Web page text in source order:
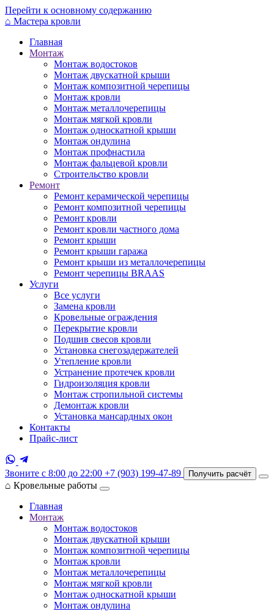
Перейти к основному содержанию
⌂ Мастера кровли
Главная
Монтаж
Монтаж водостоков
Монтаж двускатной крыши
Монтаж композитной черепицы
Монтаж кровли
Монтаж металлочерепицы
Монтаж мягкой кровли
Монтаж односкатной крыши
Монтаж ондулина
Монтаж профнастила
Монтаж фальцевой кровли
Строительство кровли
Ремонт
Ремонт керамической черепицы
Ремонт композитной черепицы
Ремонт кровли
Ремонт кровли частного дома
Ремонт крыши
Ремонт крыши гаража
Ремонт крыши из металлочерепицы
Ремонт черепицы BRAAS
Услуги
Все услуги
Замена кровли
Кровельные ограждения
Перекрытие кровли
Подшив свесов кровли
Установка снегозадержателей
Утепление кровли
Устранение протечек кровли
Гидроизоляция кровли
Монтаж стропильной системы
Демонтаж кровли
Установка мансардных окон
Контакты
Прайс-лист
Звоните с 8:00 до 22:00 +7 (903) 199-47-89 Получить расчёт
⌂ Кровельные работы
Главная
Монтаж
Монтаж водостоков
Монтаж двускатной крыши
Монтаж композитной черепицы
Монтаж кровли
Монтаж металлочерепицы
Монтаж мягкой кровли
Монтаж односкатной крыши
Монтаж ондулина